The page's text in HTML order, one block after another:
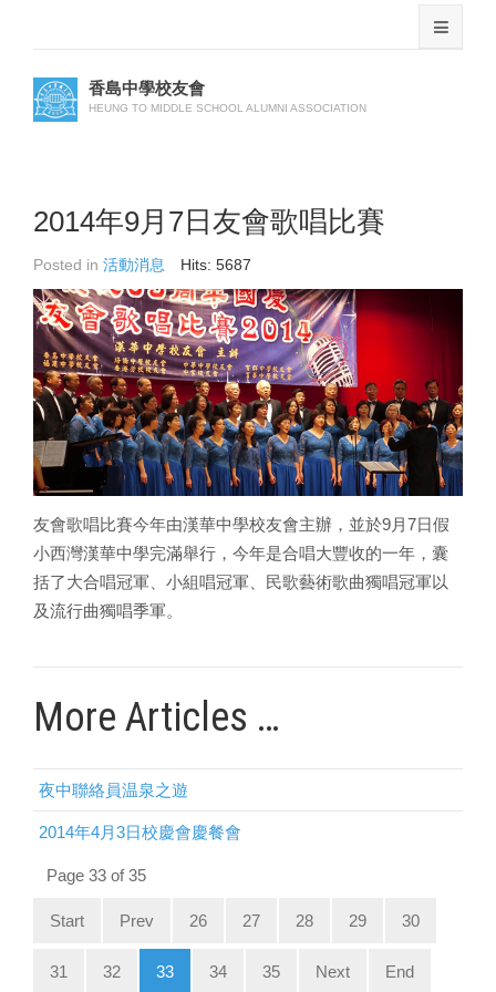
香島中學校友會
HEUNG TO MIDDLE SCHOOL ALUMNI ASSOCIATION
2014年9月7日友會歌唱比賽
Posted in 活動消息 Hits: 5687
友會歌唱比賽今年由漢華中學校友會主辦，並於9月 7日假
小西灣漢華中學完滿舉行，今年是合唱大豐收的一年，囊
括了大合唱冠軍、小組唱冠軍、民歌藝術歌曲獨唱冠軍以
及流行曲獨唱季軍。
More Articles …
夜中聯絡員温泉之遊
2014年4月3日校慶會慶餐會
Page 33 of 35
Start Prev 26 27 28 29 30
31 32 33 34 35 Next End